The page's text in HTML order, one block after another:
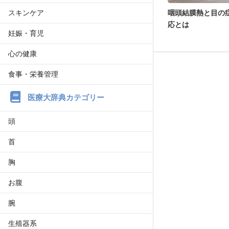
スキンケア
妊娠・育児
心の健康
食事・栄養管理
医療大辞典カテゴリー
頭
首
胸
お腹
腕
生殖器系
咽頭結膜熱と目の
応とは